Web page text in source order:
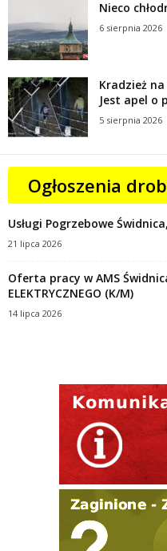
Nieco
6 sierpnia 2026
Kradzież
Jest apel o
5 sierpnia 2026
Ogłoszenia
Usługi Pogrzebowe
21 lipca 2026
Oferta pracy w AMS
ELEKTRYCZNEGO (K/M)
14 lipca 2026